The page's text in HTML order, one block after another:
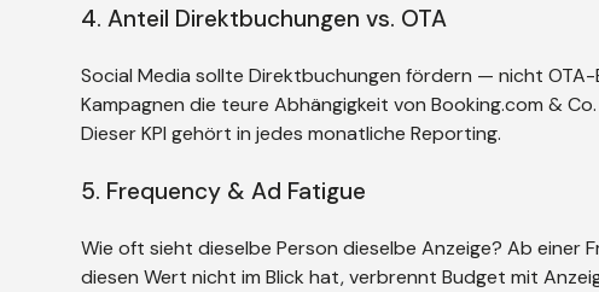
4. Anteil Direktbuchungen vs. OTA
Social Media sollte Direktbuchungen fördern — nicht
Kampagnen die teure Abhängigkeit von Booking.com &
Dieser KPI gehört in jedes monatliche Reporting.
5. Frequency & Ad Fatigue
Wie oft sieht dieselbe Person dieselbe Anzeige? Ab einer
diesen Wert nicht im Blick hat, verbrennt Budget mit